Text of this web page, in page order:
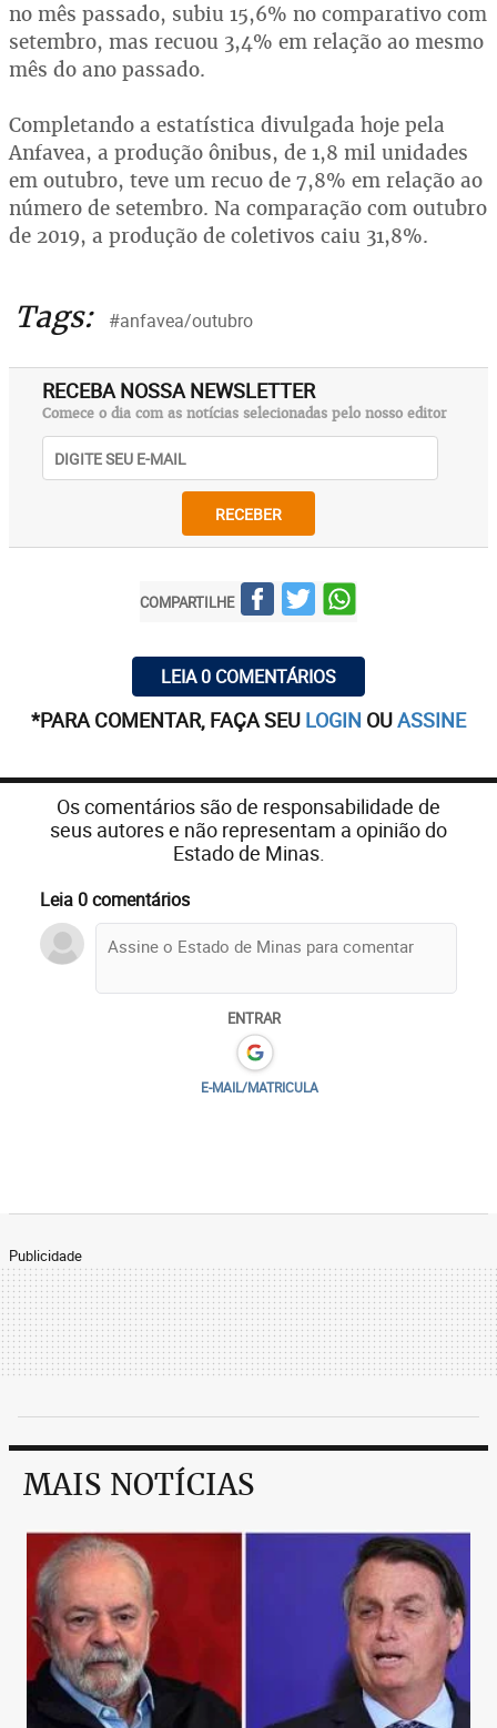
no mês passado, subiu 15,6% no comparativo com
setembro, mas recuou 3,4% em relação ao mesmo
mês do ano passado.
Completando a estatística divulgada hoje pela
Anfavea, a produção ônibus, de 1,8 mil unidades
em outubro, teve um recuo de 7,8% em relação ao
número de setembro. Na comparação com outubro
de 2019, a produção de coletivos caiu 31,8%.
Tags: #anfavea/outubro
RECEBA NOSSA NEWSLETTER
Comece o dia com as notícias selecionadas pelo nosso editor
RECEBER
COMPARTILHE
LEIA 0 COMENTÁRIOS
*PARA COMENTAR, FAÇA SEU LOGIN OUASSINE
Os comentários são de responsabilidade de
seus autores e não representam a opinião do
Estado de Minas.
Leia 0 comentários
ENTRAR
E-MAIL/MATRICULA
Publicidade
MAIS NOTÍCIAS